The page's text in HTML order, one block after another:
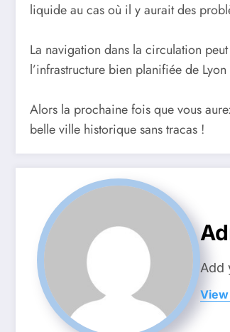
liquide au cas où il y aurait des
La navigation dans la circulation
l’infrastructure bien planifiée de
Alors la prochaine fois que vous
belle ville historique sans tracas !
Add